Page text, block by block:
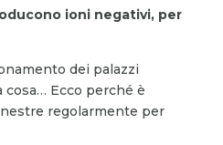
ioni negativi, per
dei palazzi
cosa… Ecco perché è
regolarmente per